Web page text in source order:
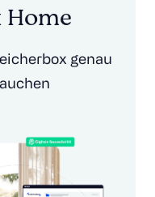
Home
genau